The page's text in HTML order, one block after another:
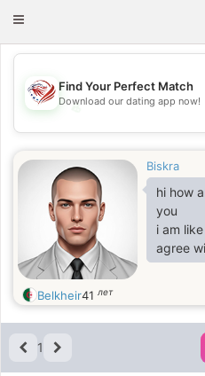
Toggle
💖
Find Your Perfect Match
Download our dating app now!
Biskra
hi how
you
i am
agree
Belkheir41 лет
1